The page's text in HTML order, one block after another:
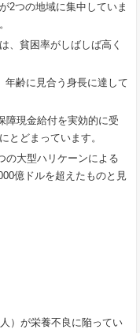
2つの地域に集中していま
、貧困率がしばしば高く
年齢に見合う身長に達して
障現金給付を実効的に受
とどまっています。
の大型ハリケーンによる
億ドルを超えたものと見
）が栄養不良に陥ってい